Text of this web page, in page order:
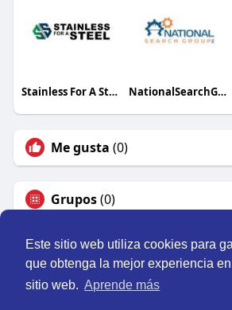
Este sitio web utiliza cookies para
que obtenga la mejor experiencia
sitio web. Aprende más
Stainless For A Steel NationalSearchGroup
Me gusta (0)
Grupos(0)
© 2026 Perú Activo
Inicio
Nosotros Contacto